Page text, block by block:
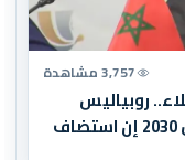
3,757 مشاهدة
روبياليس
يطالب بالانسحاب من تنظيم مونديال 2030 إن استضاف